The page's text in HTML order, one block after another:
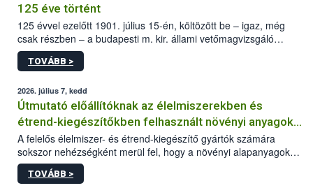
125 éve történt
125 évvel ezelőtt 1901. július 15-én, költözött be – igaz, még
csak részben – a budapesti m. kir. állami vetőmagvizsgáló
állomás a Kis Rókus utca 15. szám alatti, Czigler Győző által
tervezett új épületébe.
TOVÁBB >
2026. július 7, kedd
Útmutató előállítóknak az élelmiszerekben és
étrend-kiegészítőkben felhasznált növényi anyagok,
növényi kivonatok élelmiszer-biztonsági
kockázatértékeléséhez szükséges adatbázisokról
A felelős élelmiszer- és étrend-kiegészítő gyártók számára
sokszor nehézségként merül fel, hogy a növényi alapanyagok
és kivonatok, melyek jelenleg uniós szinten nem szabályozottak,
milyen tisztasági, minőségi és biztonsági paramétereknek
TOVÁBB >